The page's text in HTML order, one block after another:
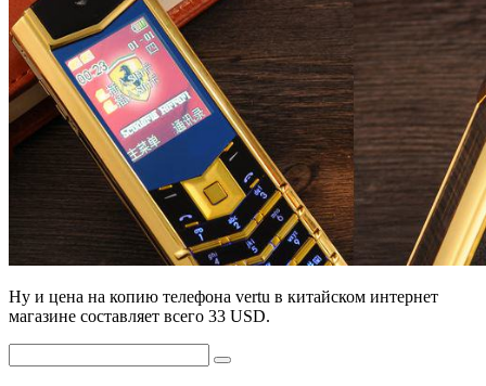
Ну и цена на копию телефона vertu в китайском интернет
магазине составляет всего 33 USD.